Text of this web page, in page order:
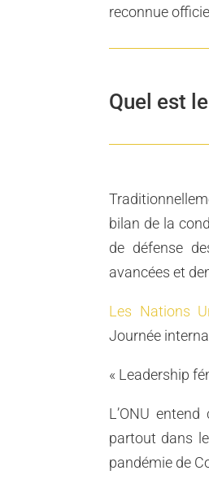
reconnue
Quel est
bilan de la
de défense
avancées et
Les Nations
Journée
« Leadership
L’ONU
partout dans
pandémie de